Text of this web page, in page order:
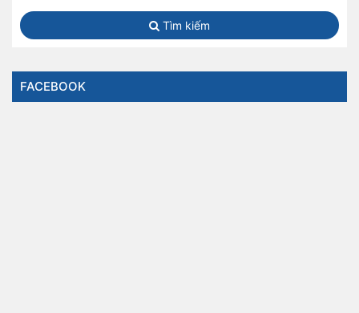
Tìm kiếm
FACEBOOK